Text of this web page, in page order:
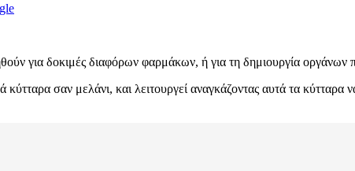
για δοκιμές διαφόρων φαρμάκων, ή για τη δημιουργία οργάνων
σαν μελάνι, και λειτουργεί αναγκάζοντας αυτά τα